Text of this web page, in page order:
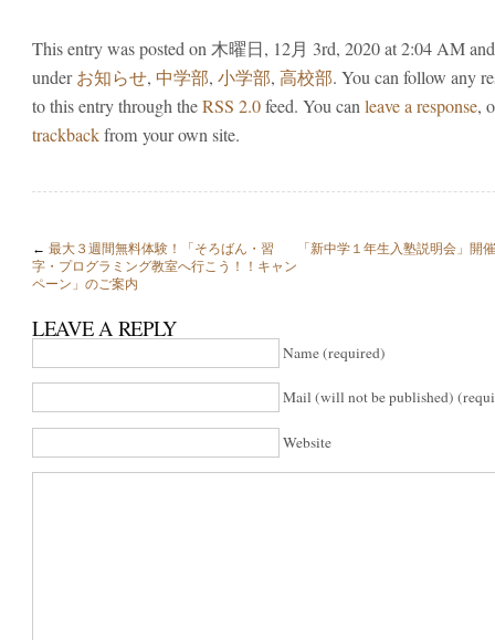
This entry was posted on 木曜日, 12月 3rd, 2020 at 2:04 AM
underお知らせ, 中学部, 小学部, 高校部. You can follow any
to this entry through theRSS 2.0feed. You canleave a response,
trackbackfrom your own site.
← 最大３週間無料体験！「そろばん・習
字・プログラミング教室へ行こう！！キャン
ペーン」のご案内
「新中学１年生入塾説明会」開
LEAVE A REPLY
Name (required)
Mail (will not be published)
Website